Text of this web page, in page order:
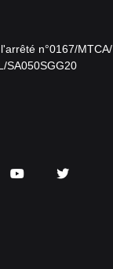
n°0167/MTCA/
SA050SGG20
You TubeTwitter